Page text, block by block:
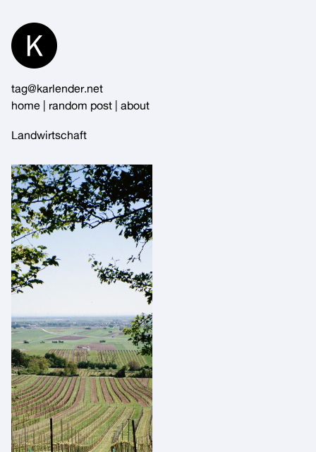
Content
tag@karlender.net
home
random post about
Landwirtschaft